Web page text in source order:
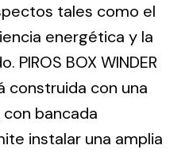
solares para todo tipo
tales como el
energética y la
PIROS BOX WINDER
construida con una
bancada
instalar una amplia